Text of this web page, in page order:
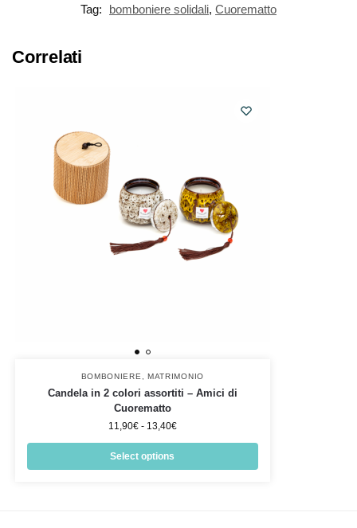
Tag:
bomboniere solidali, Cuorematto
Correlati
BOMBONIERE MATRIMONIO
Candela in 2 colori assortiti – Amici di
Cuorematto
11,90€ - 13,40€
Select options